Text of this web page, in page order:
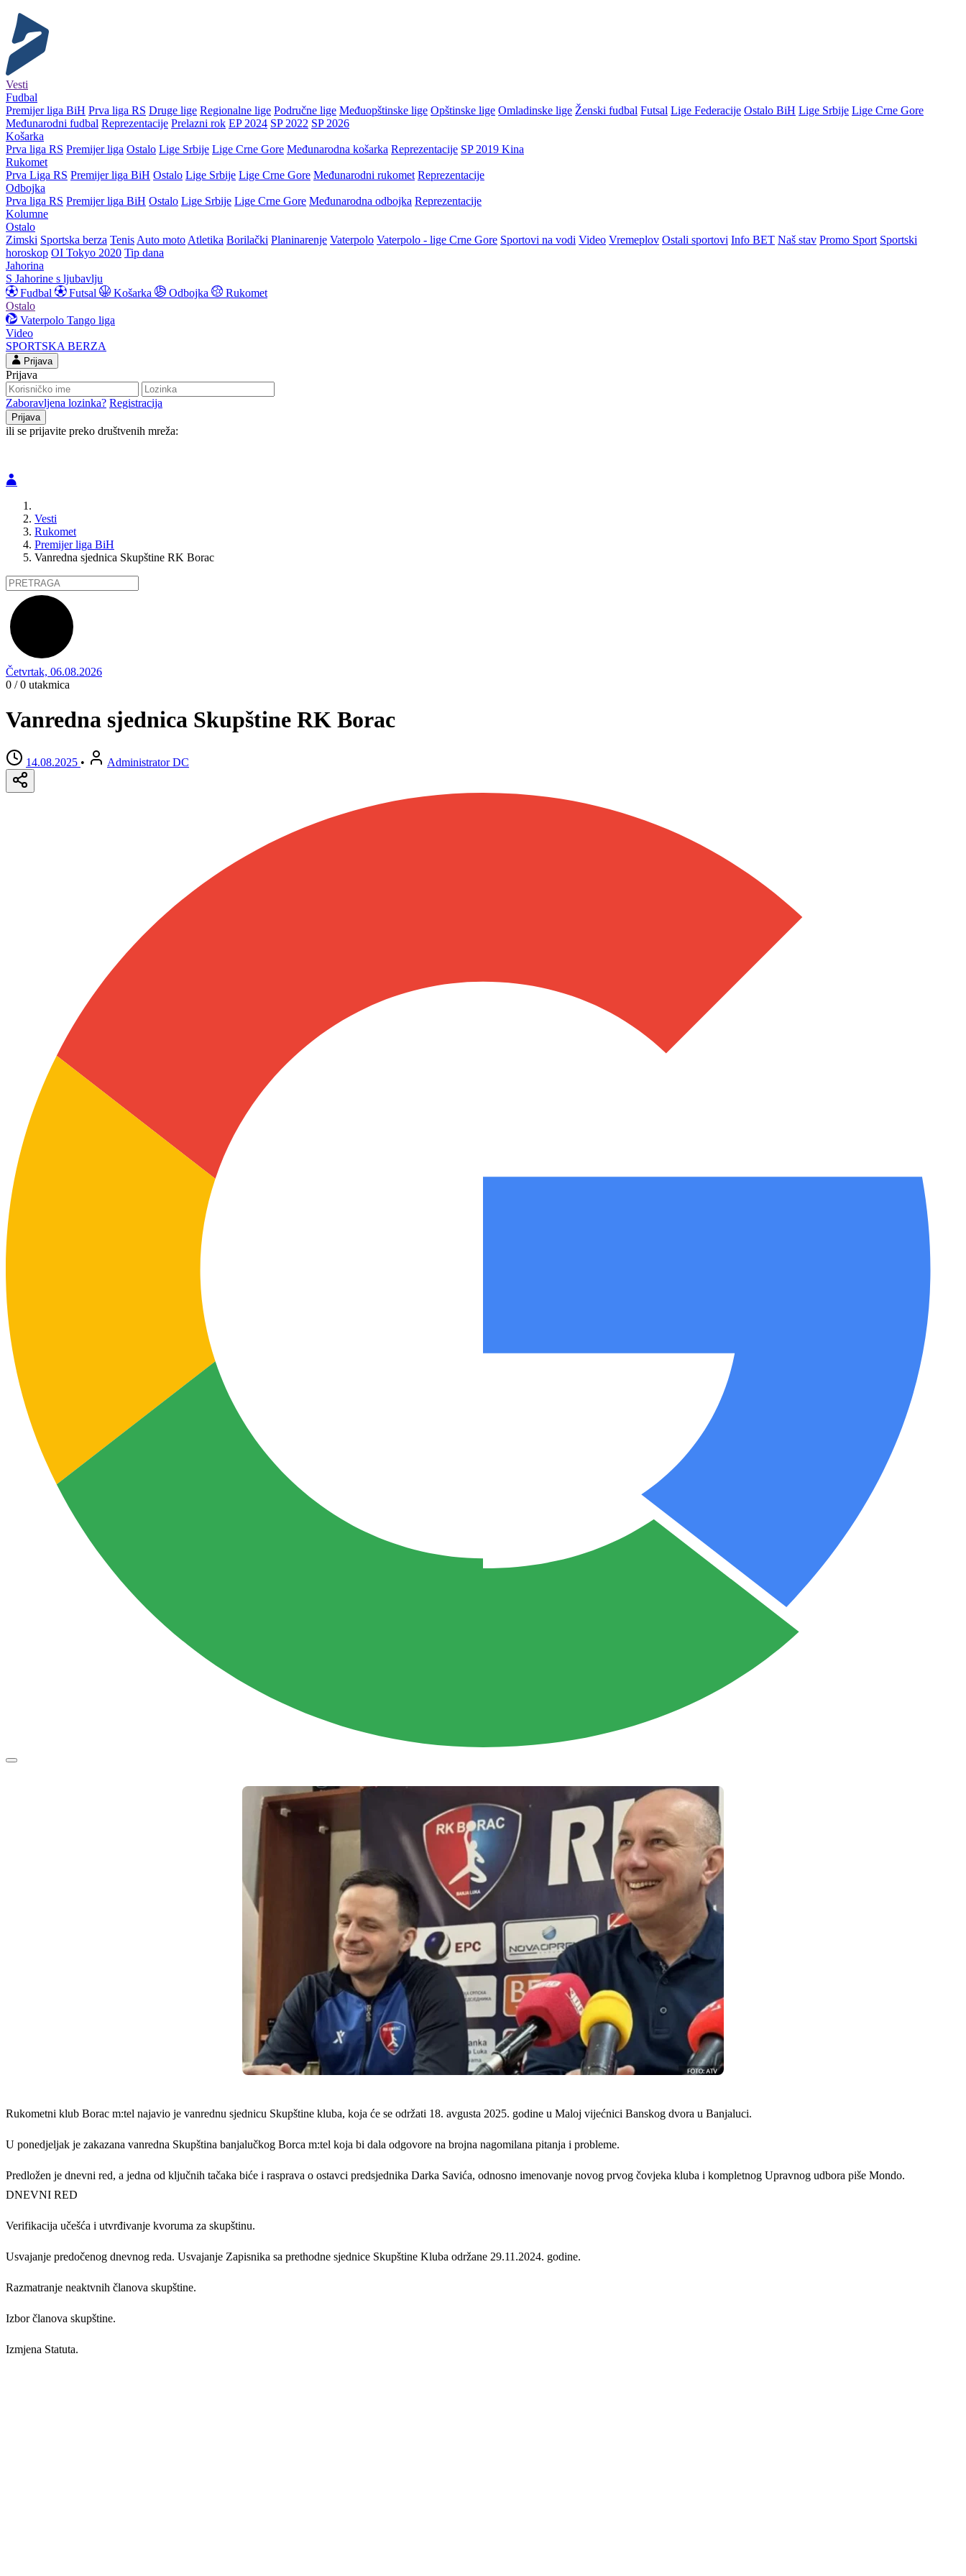
Vesti
Fudbal
Premijer liga BiH Prva liga RS Druge lige Regionalne lige Područne lige Međuopštinske lige Opštinske lige Omladinske lige Ženski fudbal Futsal Lige Federacije Ostalo BiH Lige Srbije Lige Crne Gore
Međunarodni fudbal Reprezentacije Prelazni rok EP 2024 SP 2022 SP 2026
Košarka
Prva liga RS Premijer liga Ostalo Lige Srbije Lige Crne Gore Međunarodna košarka Reprezentacije SP 2019 Kina
Rukomet
Prva Liga RS Premijer liga BiH Ostalo Lige Srbije Lige Crne Gore Međunarodni rukomet Reprezentacije
Odbojka
Prva liga RS Premijer liga BiH Ostalo Lige Srbije Lige Crne Gore Međunarodna odbojka Reprezentacije
Kolumne
Ostalo
Zimski Sportska berza Tenis Auto moto Atletika Borilački Planinarenje Vaterpolo Vaterpolo - lige Crne Gore Sportovi na vodi Video Vremeplov Ostali sportovi Info BET Naš stav Promo Sport Sportski
horoskop OI Tokyo 2020 Tip dana
Jahorina
S Jahorine s ljubavlju
Fudbal
Futsal Košarka Odbojka
Rukomet
Ostalo
Vaterpolo Tango liga
Video
SPORTSKA BERZA
Prijava
Prijava
Zaboravljena lozinka? Registracija
ili se prijavite preko društvenih mreža:
Vesti
Rukomet
Premijer liga BiH
Vanredna sjednica Skupštine RK Borac
Četvrtak, 06.08.2026
0 / 0 utakmica
Vanredna sjednica Skupštine RK Borac
14.08.2025 • Administrator DC
Rukometni klub Borac m:tel najavio je vanrednu sjednicu Skupštine kluba, koja će se održati 18. avgusta 2025. godine u Maloj vijećnici Banskog dvora u Banjaluci.
U ponedjeljak je zakazana vanredna Skupština banjalučkog Borca m:tel koja bi dala odgovore na brojna nagomilana pitanja i probleme.
Predložen je dnevni red, a jedna od ključnih tačaka biće i rasprava o ostavci predsjednika Darka Savića, odnosno imenovanje novog prvog čovjeka kluba i kompletnog Upravnog udbora piše Mondo.
DNEVNI RED
Verifikacija učešća i utvrđivanje kvoruma za skupštinu.
Usvajanje predočenog dnevnog reda. Usvajanje Zapisnika sa prethodne sjednice Skupštine Kluba održane 29.11.2024. godine.
Razmatranje neaktvnih članova skupštine.
Izbor članova skupštine.
Izmjena Statuta.